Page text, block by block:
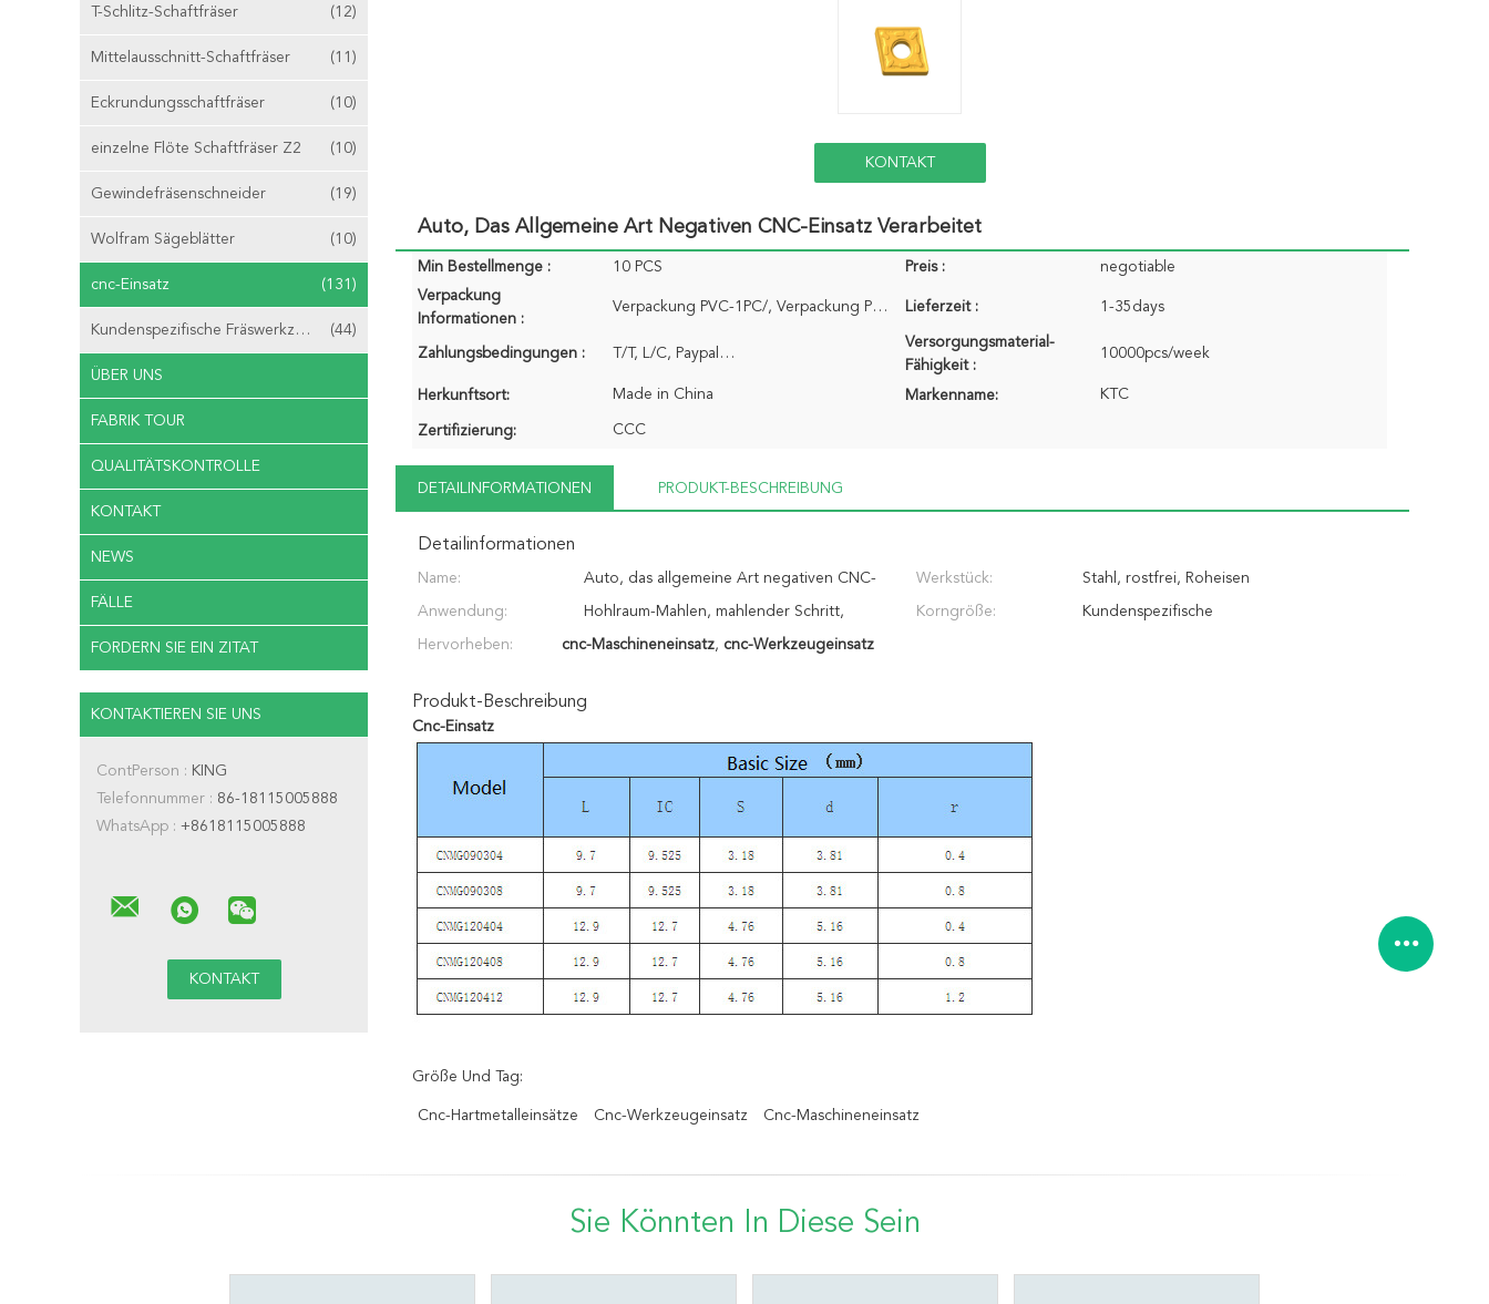
T-Schlitz-Schaftfräser (12)
Mittelausschnitt-Schaftfräser (11)
Eckrundungsschaftfräser (10)
einzelne Flöte Schaftfräser Z2 (10)
Gewindefräsenschneider (19)
Wolfram Sägeblätter (10)
cnc-Einsatz (131)
Kundenspezifische Fräswerkzeuge (44)
ÜBER UNS
FABRIK TOUR
QUALITÄTSKONTROLLE
KONTAKT
NEWS
FÄLLE
FORDERN SIE EIN ZITAT
KONTAKTIEREN SIE UNS
ContPerson : KING
Telefonnummer : 86-18115005888
WhatsApp : +8618115005888
KONTAKT
Auto, Das Allgemeine Art Negativen CNC-Einsatz Verarbeitet
Min Bestellmenge : 10 PCS Preis :
negotiable
Verpackung
Informationen :
Verpackung PVC-1PC/, Verpackung PVC-10pcs/Satz… Lieferzeit : 1-35days
Zahlungsbedingungen : T/T, L/C, Paypal…
Versorgungsmaterial-
Fähigkeit :
10000pcs/week
Herkunftsort: Made in China Markenname: KTC
Zertifizierung: CCC
DETAILINFORMATIONEN PRODUKT-BESCHREIBUNG
Detailinformationen
Name: Auto, das allgemeine Art negativen CNC-
Einsatz verarbeitet
Werkstück: Stahl, rostfrei, Roheisen
Anwendung: Hohlraum-Mahlen, mahlender Schritt,
Nutfräsen, usw.
Korngröße: Kundenspezifische
Hervorheben: cnc-Maschineneinsatz, cnc-Werkzeugeinsatz
Produkt-Beschreibung
Cnc-Einsatz
Größe Und Tag:
Cnc-Hartmetalleinsätze Cnc-Werkzeugeinsatz Cnc-Maschineneinsatz
Sie Könnten In Diese Sein